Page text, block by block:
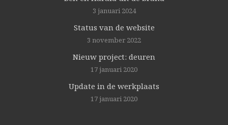
3 januari 2024
Status van de website
3 november 2022
Nieuw project: deuren
17 januari 2020
Update in de werkplaats
17 januari 2020